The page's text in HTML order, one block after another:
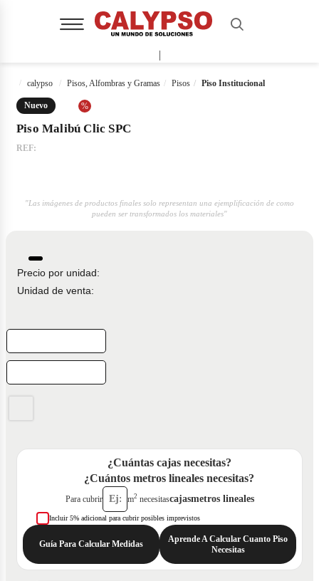
|
calypso Pisos, Alfombras y Gramas Pisos Piso Institucional
Nuevo %
Piso Malibú Clic SPC
REF:
"Las imágenes de productos finales solo representan una ejemplificación de como
pueden ser transformados los materiales"
Precio por unidad:
Unidad de venta:
¿Cuántas cajas necesitas?
¿Cuántos metros lineales necesitas?
Para cubrir m2 necesitascajasmetros lineales
Incluir 5% adicional para cubrir posibles imprevistos
Guía Para Calcular Medidas
Aprende A Calcular Cuanto Piso
Necesitas